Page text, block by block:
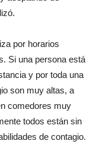
por horarios
Si una persona está
y por toda una
son muy altas, a
comedores muy
todos están sin
de contagio.